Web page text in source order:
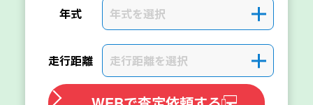
年式 年式を選択 ＋
走行距離 走行距離を選択 ＋